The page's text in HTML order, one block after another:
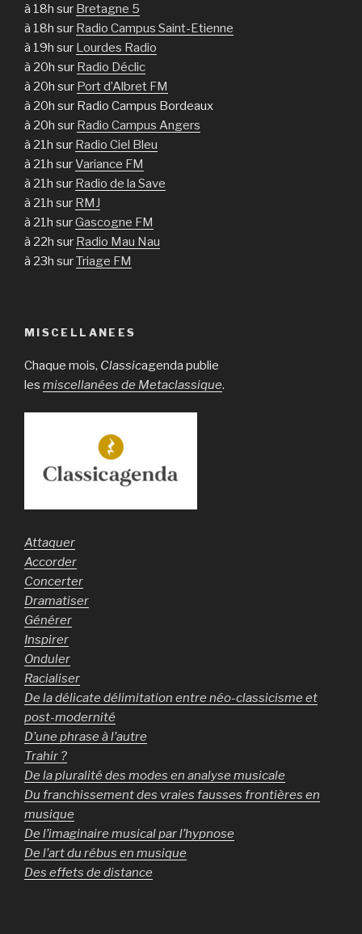
à 18h sur Bretagne 5
à 18h sur Radio Campus Saint-Etienne
à 19h sur Lourdes Radio
à 20h sur Radio Déclic
à 20h sur Port d’Albret FM
à 20h sur Radio Campus Bordeaux
à 20h sur Radio Campus Angers
à 21h sur Radio Ciel Bleu
à 21h surVariance FM
à 21h sur Radio de la Save
à 21h sur RMJ
à 21h surGascogne FM
à 22h sur Radio Mau Nau
à 23h surTriage FM
MISCELLANEES
Chaque mois, Classicagenda publie
les miscellanées de Metaclassique.
Attaquer
Accorder
Concerter
Dramatiser
Générer
Inspirer
Onduler
Racialiser
De la délicate délimitation entre néo-classicisme et
post-modernité
D’une phrase à l’autre
Trahir ?
De la pluralité des modes en analyse musicale
Du franchissement des vraies fausses frontières en
musique
De l’imaginaire musical par l’hypnose
De l’art du rébus en musique
Des effets de distance